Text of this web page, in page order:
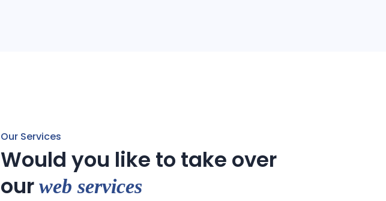
Our Services
Would you like to take over
our web services